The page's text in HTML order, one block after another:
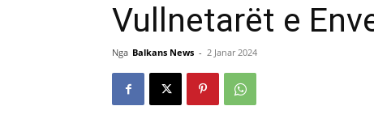
Vullnetarët e
Nga Balkans News - 2 Janar 2024